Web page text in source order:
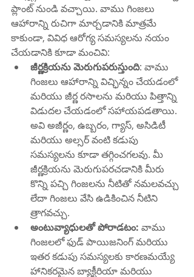
ప్లాంట్ నుండి వచ్చాయి. వాము గింజలు
ఆహారాన్ని రుచిగా మార్చడానికి మాత్రమే
కాకుండా, వివిధ ఆరోగ్య సమస్యలను నయం
చేయడానికి కూడా మంచివి:
జీర్ణక్రియను మెరుగుపరుస్తుంది: వాము
గింజలు ఆహారాన్ని విచ్ఛిన్నం చేయడంలో
మరియు జీర్ణ రసాలను మరియు పిత్తాన్ని
విడుదల చేయడంలో సహాయపడతాయి.
అవి అజీర్ణం, ఉబ్బరం, గ్యాస్, అసిడిటీ
మరియు అల్సర్ వంటి కడుపు
సమస్యలను కూడా తగ్గించగలవు. మీ
జీర్ణక్రియను మెరుగుపరచడానికి మీరు
కొన్ని పచ్చి గింజలను నీటితో నమలవచ్చు
లేదా గింజలు వేసి ఉడికించిన నీటిని
త్రాగవచ్చు.
అంటువ్యాధులతో పోరాడటం: వాము
గింజలలో ఫుడ్ పాయిజనింగ్ మరియు
ఇతర కడుపు సమస్యలకు కారణమయ్యే
హానికరమైన బ్యాక్టీరియా మరియు